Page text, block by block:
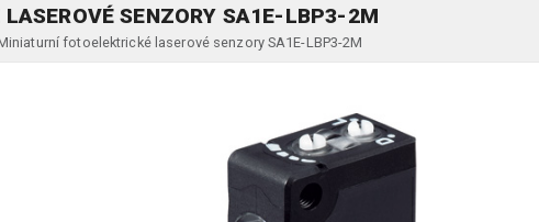
SENZORY SA1E-LBP3-2M
fotoelektrické laserové senzory SA1E-LBP3-2M